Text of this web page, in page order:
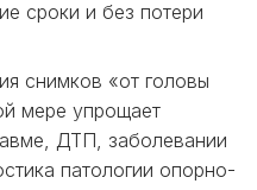
сроки и без потери
снимков «от головы
мере упрощает
ДТП, заболевании
патологии опорно-